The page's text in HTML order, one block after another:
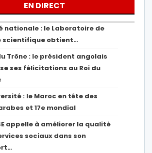
EN DIRECT
nationale : le Laboratoire de
scientifique obtient…
Trône : le président angolais
ses félicitations au Roi du
: le Maroc en tête des
et 17e mondial
appelle à améliorer la qualité
sociaux dans son